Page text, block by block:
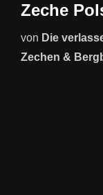
Zeche
von Die
Zechen &